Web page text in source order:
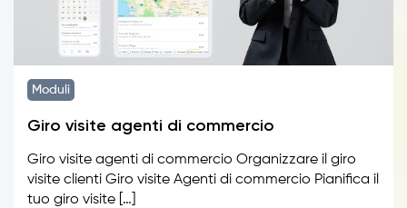
Moduli
Giro visite agenti di commercio
Giro visite agenti di commercio Organizzare il giro
visite clienti Giro visite Agenti di commercio Pianifica il
tuo giro visite […]